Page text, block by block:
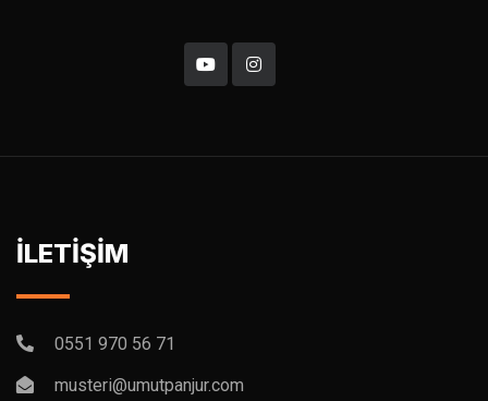
İLETİŞİM
0551 970 56 71
musteri@umutpanjur.com